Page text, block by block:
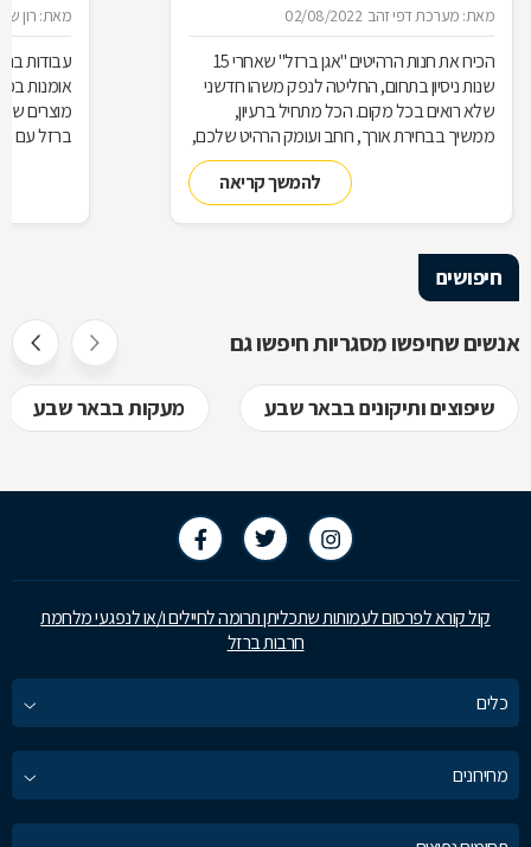
מאת: מערכת דפי זהב 02/08/2022
הכירו את חנות הרהיטים ''אגן ברזל'' שאחרי 15
שנות ניסיון בתחום, החליטה לנפק משהו חדשני
שלא רואים בכל מקום. הכל מתחיל ברעיון,
ממשיך בבחירת אורך, רוחב ועומק הרהיט שלכם,
ממשיך בייצור מקורי ממיטב חומרי הגלם ומסתיים
ביצירת הפתרון המרשים והמעשי ביותר עבורכם
להמשך קריאה
מאת: רון
עבודות
אומנות
מוצרים
ברזל עם
חיפושים
אנשים שחיפשו מסגריות חיפשו גם
שיפוצים ותיקונים בבאר שבע מעקות בבאר שבע
קול קורא לפרסום לעמותות שתכליתן תרומה לחיילים ו/או לנפגעי מלחמת
חרבות ברזל
כלים
מחירונים